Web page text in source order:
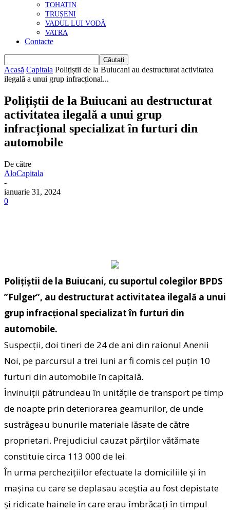
TOHATIN
TRUȘENI
VADUL LUI VODĂ
VATRA
Contacte
Acasă Capitala Polițiștii de la Buiucani au destructurat activitatea
ilegală a unui grup infracțional...
Polițiștii de la Buiucani au destructurat
activitatea ilegală a unui grup
infracțional specializat în furturi din
automobile
De către
AloCapitala
-
ianuarie 31, 2024
0
Polițiștii de la Buiucani, cu suportul colegilor BPDS
”Fulger”, au destructurat activitatea ilegală a unui
grup infracțional specializat în furturi din
automobile.
Suspecții, doi tineri de 24 de ani din raionul Anenii
Noi, pe parcursul a trei luni ar fi comis cel puțin 10
furturi din automobile în capitală.
Învinuiții pătrundeau în unitățile de transport pe timp
de noapte prin deteriorarea geamurilor, de unde
sustrăgeau bunurile materiale lăsate de către
proprietari. Prejudiciul cauzat părților vătămate
constituie circa 113 000 de lei.
În urma perchezițiilor efectuate la domiciliile și în
mașina cu care se deplasau aceștia au fost depistate
și ridicate hainele în care erau îmbrăcați în timpul